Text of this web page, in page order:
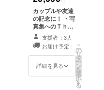
Facebook用の
カバー画像
（851px ×
315px ）のデー
タをプレゼント
させていただき
ます
カップルや友達
の記念に！ ・写
真集へのＴｈａ
ｎｋｓクレジッ
トを掲載させて
いただきます。
・サイン付き写
真集をプレゼン
支援者：3人
お届け予定：
詳細を見る
こ
の
リ
タ
ー
ン
を
選
択
す
る